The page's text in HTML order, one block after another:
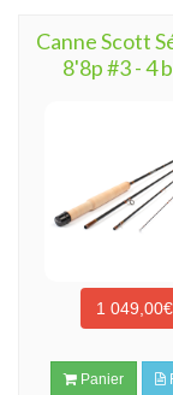
Canne Scott
8'8p #3 - 4
1 049,00€
Panier